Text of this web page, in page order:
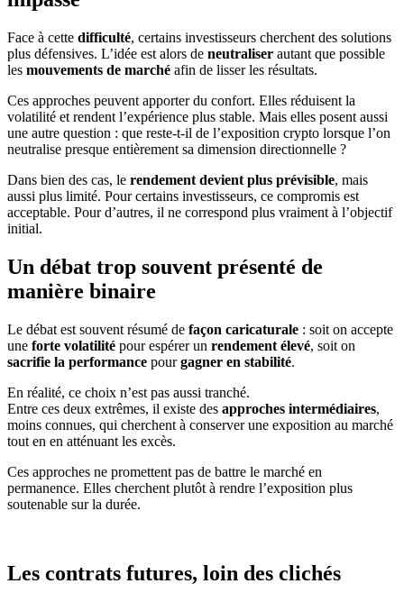
Face à cette difficulté, certains investisseurs cherchent des solutions
plus défensives. L’idée est alors de neutraliser autant que possible
les mouvements de marché afin de lisser les résultats.
Ces approches peuvent apporter du confort. Elles réduisent la
volatilité et rendent l’expérience plus stable. Mais elles posent aussi
une autre question : que reste-t-il de l’exposition crypto lorsque l’on
neutralise presque entièrement sa dimension directionnelle ?
Dans bien des cas, le rendement devient plus prévisible, mais
aussi plus limité. Pour certains investisseurs, ce compromis est
acceptable. Pour d’autres, il ne correspond plus vraiment à l’objectif
initial.
Un débat trop souvent présenté de
manière binaire
Le débat est souvent résumé de façon caricaturale : soit on accepte
une forte volatilité pour espérer un rendement élevé, soit on
sacrifie la performance pourgagner en stabilité.
En réalité, ce choix n’est pas aussi tranché.
Entre ces deux extrêmes, il existe des approches intermédiaires,
moins connues, qui cherchent à conserver une exposition au marché
tout en en atténuant les excès.
Ces approches ne promettent pas de battre le marché en
permanence. Elles cherchent plutôt à rendre l’exposition plus
soutenable sur la durée.
Les contrats futures, loin des clichés